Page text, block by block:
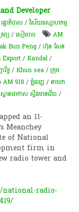
Developer
រដ្ឋាភិបាល /វិស័យឧស្សាហកម្ម
ព្យ​ /សៀមរាប
AM
Bun Peng /ហ៊ុន សែន
/Kandal /
ទ្ធ /Khun sea /ក្រុម​
918 /ភ្នំពេញ /នាយក
ស្ពាន​អាកាស ស្ទឹង​មាន​ជ័យ/
an 11-
Meanchey
of National
firm in
radio tower and
national-radio-